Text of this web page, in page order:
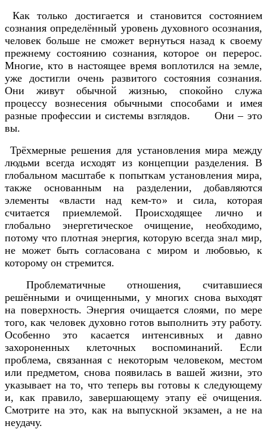
Как только достигается и становится состоянием
сознания определённый уровень духовного осознания,
человек больше не сможет вернуться назад к своему
прежнему состоянию сознания, которое он перерос.
Многие, кто в настоящее время воплотился на земле,
уже достигли очень развитого состояния сознания.
Они живут обычной жизнью, спокойно служа
процессу вознесения обычными способами и имея
разные профессии и системы взглядов. Они – это
вы.
Трёхмерные решения для установления мира между
людьми всегда исходят из концепции разделения. В
глобальном масштабе к попыткам установления мира,
также основанным на разделении, добавляются
элементы «власти над кем-то» и сила, которая
считается приемлемой. Происходящее лично и
глобально энергетическое очищение, необходимо,
потому что плотная энергия, которую всегда знал мир,
не может быть согласована с миром и любовью, к
которому он стремится.
Проблематичные отношения, считавшиеся
решёнными и очищенными, у многих снова выходят
на поверхность. Энергия очищается слоями, по мере
того, как человек духовно готов выполнить эту работу.
Особенно это касается интенсивных и давно
захороненных клеточных воспоминаний. Если
проблема, связанная с некоторым человеком, местом
или предметом, снова появилась в вашей жизни, это
указывает на то, что теперь вы готовы к следующему
и, как правило, завершающему этапу её очищения.
Смотрите на это, как на выпускной экзамен, а не на
неудачу.